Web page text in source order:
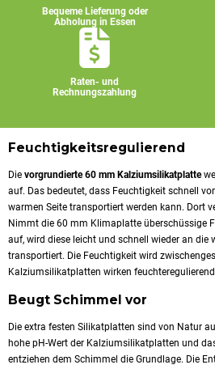
Bequeme Lieferung oder
Abholung in Essen
Raten- und
Rechnungszahlung
Feuchtigkeitsregulierend
Die vorgrundierte 60 mm Kalziumsilikatplatte
auf. Das bedeutet, dass Feuchtigkeit schnell
warmen Seite transportiert werden kann. Dort
Nimmt die 60 mm Klimaplatte überschüssige
auf, wird diese leicht und schnell wieder an die
transportiert. Die Feuchtigkeit wird
Kalziumsilikatplatten wirken
Beugt Schimmel vor
Die extra festen Silikatplatten sind von Natur
hohe pH-Wert der Kalziumsilikatplatten und
entziehen dem Schimmel die Grundlage. Die